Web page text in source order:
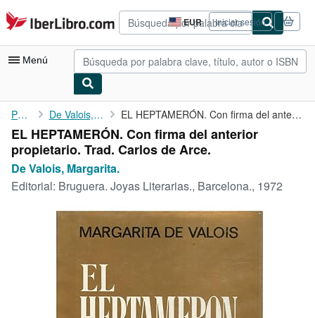
Pasar al contenido principal
IberLibro.com EUR
Preferencias
de
compra
del
Iniciar sesión
Menú
Mi cuenta
Consultar mis pedidos
Búsqueda avanzada
Colecciones
Libros antiguos
Arte y coleccionismo
Comenzar a vender
Portada De Valois, Margarita. EL HEPTAMERÓN. Con firma del anterior propietario. Trad. Carlos ...
EL HEPTAMERÓN. Con firma del anterior
propietario. Trad. Carlos de Arce.
De Valois, Margarita.
Editorial: Bruguera. Joyas Literarias., Barcelona., 1972